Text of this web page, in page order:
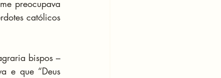
preocupava
católicos
bispos –
e que “Deus